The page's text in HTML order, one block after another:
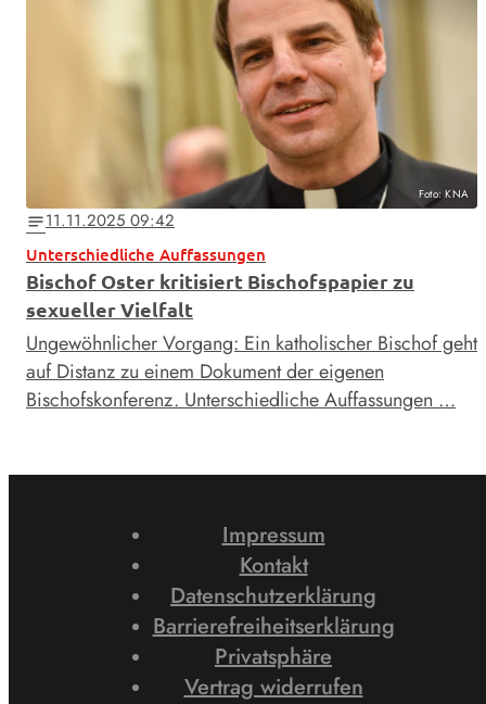
Foto: KNA
notes11.11.2025 09:42
Unterschiedliche Auffassungen
Bischof Oster kritisiert Bischofspapier zu
sexueller Vielfalt
Ungewöhnlicher Vorgang: Ein katholischer Bischof geht
auf Distanz zu einem Dokument der eigenen
Bischofskonferenz. Unterschiedliche Auffassungen …
Impressum
Kontakt
Datenschutzerklärung
Barrierefreiheitserklärung
Privatsphäre
Vertrag widerrufen